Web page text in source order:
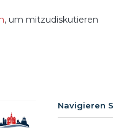
, um mitzudiskutieren
Navigieren